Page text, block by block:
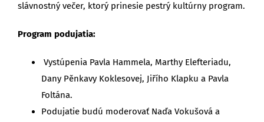
slávnostný večer, ktorý prinesie pestrý kultúrny program.
Program podujatia:
Vystúpenia Pavla Hammela, Marthy Elefteriadu,
Dany Pěnkavy Koklesovej, Jiřího Klapku a Pavla
Foltána.
Podujatie budú moderovať Naďa Vokušová a